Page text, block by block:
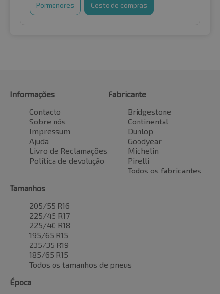
Pormenores Cesto de compras
Informações
Contacto
Sobre nós
Impressum
Ajuda
Livro de Reclamações
Política de devolução
Fabricante
Bridgestone
Continental
Dunlop
Goodyear
Michelin
Pirelli
Todos os fabricantes
Tamanhos
205/55 R16
225/45 R17
225/40 R18
195/65 R15
235/35 R19
185/65 R15
Todos os tamanhos de pneus
Época